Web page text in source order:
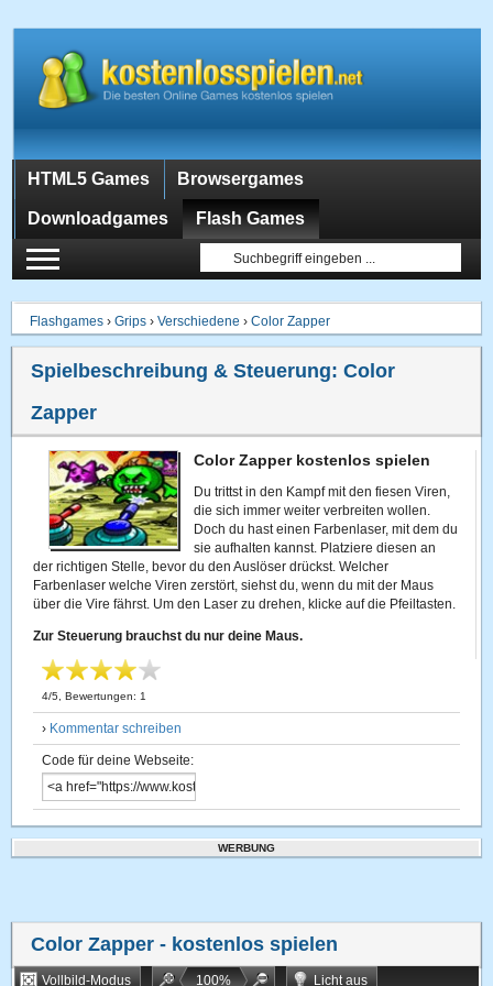
HTML5 Games Browsergames
Downloadgames Flash Games
Flashgames ›Grips ›Verschiedene ›Color Zapper
Spielbeschreibung & Steuerung:Color
Zapper
Color Zapper kostenlos spielen
Du trittst in den Kampf mit den fiesen Viren,
die sich immer weiter verbreiten wollen.
Doch du hast einen Farbenlaser, mit dem du
sie aufhalten kannst. Platziere diesen an
der richtigen Stelle, bevor du den Auslöser drückst. Welcher
Farbenlaser welche Viren zerstört, siehst du, wenn du mit der Maus
über die Vire fährst. Um den Laser zu drehen, klicke auf die Pfeiltasten.
Zur Steuerung brauchst du nur deine Maus.
4/5 , Bewertungen: 1
› Kommentar schreiben
Code für deine Webseite:
WERBUNG
Color Zapper - kostenlos spielen
Vollbild-Modus 100%
Licht aus